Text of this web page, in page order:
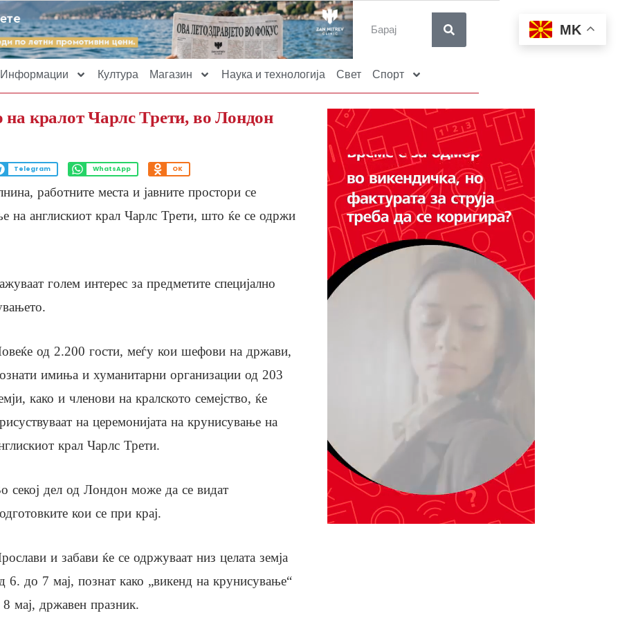
Информации Култура Магазин Наука и технологија Свет Спорт
на кралот Чарлс Трети, во Лондон
Telegram WhatsApp OK
работните места и јавните простори се
на англискиот крал Чарлс Трети, што ќе се одржи
голем интерес за предметите специјално
од 2.200 гости, меѓу кои шефови на држави,
имиња и хуманитарни организации од 203
како и членови на кралското семејство, ќе
на церемонијата на крунисување на
крал Чарлс Трети.
секој дел од Лондон може да се видат
кои се при крај.
и забави ќе се одржуваат низ целата земја
6. до 7 мај, познат како „викенд на крунисување“
мај, државен празник.
MK